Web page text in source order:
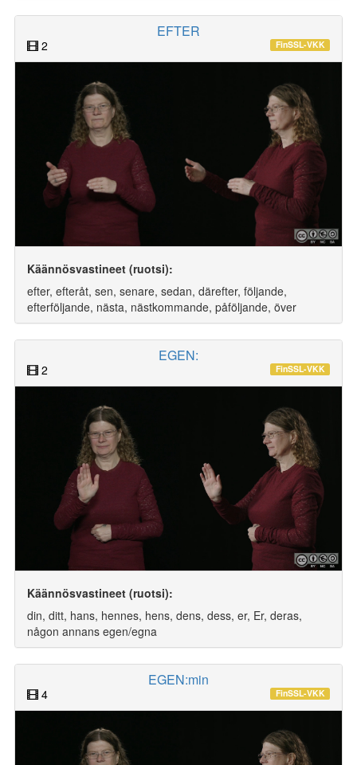
EFTER
2 FinSSL-VKK
Käännösvastineet (ruotsi):
efter, efteråt, sen, senare, sedan, därefter, följande,
efterföljande, nästa, nästkommande, påföljande, över
EGEN:
2 FinSSL-VKK
Käännösvastineet (ruotsi):
din, ditt, hans, hennes, hens, dens, dess, er, Er, deras,
någon annans egen/egna
EGEN:min
4 FinSSL-VKK